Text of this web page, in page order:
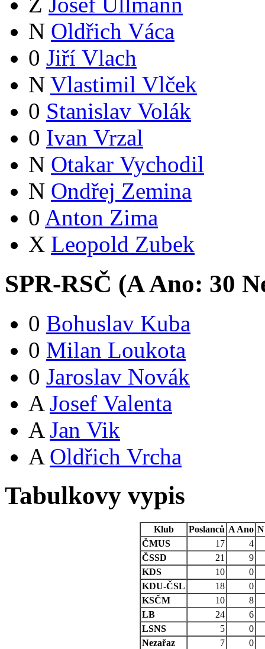
N Oldřich Váca
0 Jiří Vlach
N Vlastimil Vlček
0 Stanislav Volák
0 Ivan Vrzal
N Otakar Vychodil
N Ondřej Zemina
0 Anton Zima
X Leopold Zubek
SPR-RSČ (AAno: 30
0 Bohuslav Kuba
0 Milan Loukota
0 Jaroslav Novák
A Josef Valenta
A Jan Vik
A Oldřich Vrcha
Tabulkovy vypis
Klub Poslanců A Ano N
ČMUS
17
4
ČSSD
21
9
KDS
10
0
KDU-ČSL
18
0
KSČM
10
8
LB
24
6
LSNS
5
0
Nezařaz
7
0